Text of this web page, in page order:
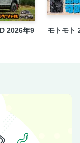
2026年9
モトモト